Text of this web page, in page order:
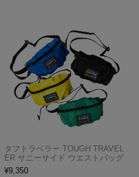
タフトラベラー TOUGH TRAVEL
ER サニーサイド ウエストバッグ
¥9,350